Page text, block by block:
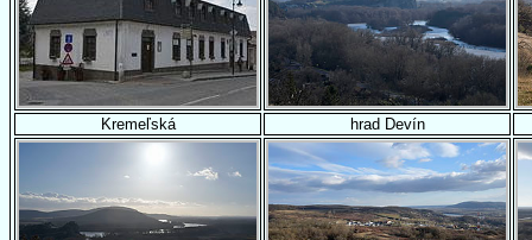
Kremeľská hrad Devín